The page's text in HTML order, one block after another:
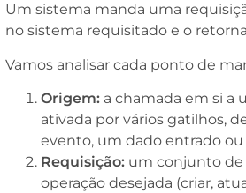
Um sistema manda uma
no sistema requisitado e o
Vamos analisar cada ponto de
Origem: a chamada em si a
ativada por vários gatilhos,
evento, um dado entrado
Requisição: um conjunto
operação desejada (criar,